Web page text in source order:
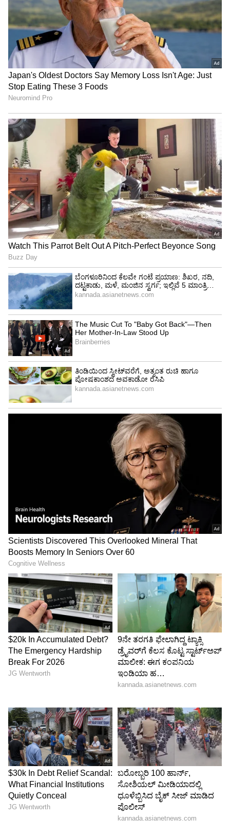
Image Credit :
ಅದೇ ಸಮಾರಂಭದ ಮತ್ತೊಂದು ಘಟನೆ
ಇದೇ ಸಮಾರಂಭದಲ್ಲಿ ವಿಜಯ್ ಪತ್ನಿ ಸಂಗೀತಾ ಸ್ವರ್ಣಲಿಂಗಂ
ಹಾಗೂ ಇಬ್ಬರು ಮಕ್ಕಳಾದ ಜೇಸನ್ ಸಂಜಯ್ ಹಾಗೂ ದಿವ್ಯ
ಸಾಶಾ ಮೂವರು ಗೈರಾಗಿದ್ದರು. ಈಗಾಗಲೇ ವಿಜಯ್
ಬೇರೊಬ್ಬ ನಟಿ ಜೊತೆ ಸಂಬಂಧ ಹೊಂದಿದ್ದಾರೆ ಎಂದು
ಆರೋಪಿಸಿ ಡಿವೋರ್ಸ್ ನೋಟಿಸ್ ನೀಡಿರುವ ಪತ್ನಿ ಸಂಗೀತಾ
ವಿಜಯ್‌ನಿಂದ ದೂರ ಉಳಿದಿದ್ದಾರೆ. ಈ ಮೂವರು ವಿಜಯ್
ಪ್ರಮಾಣವಚನ ಕಾರ್ಯಕ್ರಮಕ್ಕೆ ಗೈರಾಗಿದ್ದಾರೆ. ಗಂಡ ಹೆಂಡತಿ
ಜಗಳವಿದ್ದರೂ ಮಕ್ಕಳು ಹಾಜರಾಗುವುದು ಸಾಮಾನ್ಯ. ಆದರೆ
ಇಲ್ಲಿ ತಾಯಂದಿರ ದಿನ ತಾಯಿ ಗೌರವ ಕಾಪಾಡಲು ಇಬ್ಬರು
ಮಕ್ಕಳು ಕಾರ್ಯಕ್ರಮಕ್ಕೆ ಗೈರಾಗಿದ್ದರು.
Image Credit :ANI
ಒಂದೇ ಘಟೆಯಲ್ಲಿ ಸಿಹಿ ಕಹಿ, ಆದರೆ ತಾಯಿ ಗೌರವ
ಕಾಪಾಡಿದ ಮಕ್ಕಳು
ಶೋಭಾ ಚಂದ್ರಶೇಖರನ್‌ಗೆ ಪುತ್ರ ಮುಖ್ಯಮಂತ್ರಿಯಾದ ಖುಷಿ
, ಹೆಮ್ಮೆ ಜೊತೆ ಗೌರವ. ಇತ್ತ ಸಂಗೀತಾ ಸ್ವರ್ಣಲಿಂಗಂ ಗೌರವ,
ಪ್ರತಿಷ್ಠೆ ಕಾಪಾಡಲು ಮಕ್ಕಳು ಪ್ರಮಾಣವಚನ ಕಾರ್ಯಕ್ರಮಕ್ಕೆ
ಗೈರಾಗಿದ್ದಾರೆ. ಅಮ್ಮಂದಿರ ದಿನ ಇಬ್ಬರು ತಾಯಿಗಳ
ಇಮೋಶನ್ ಬೇರೆ ಬೆರೆ. ಆದರೆ ಗೌರವಕ್ಕೆ ಧಕ್ಕೆಯಾಗಿಲ್ಲ.
5
5
Image Credit :
ಭಾರಿ ಸಂಚಲನ ಸೃಷ್ಟಿಸಿದ ಪ್ರತಿಕ್ರಿಯೆ